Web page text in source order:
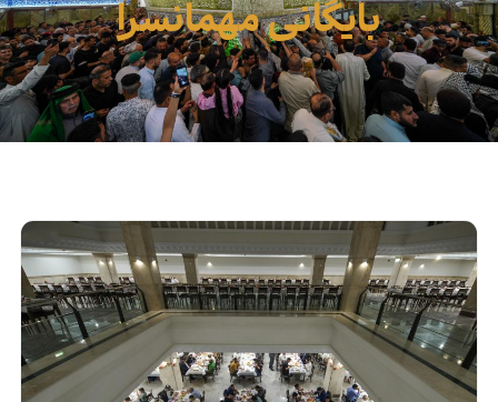
بایگانی مهمانسرا